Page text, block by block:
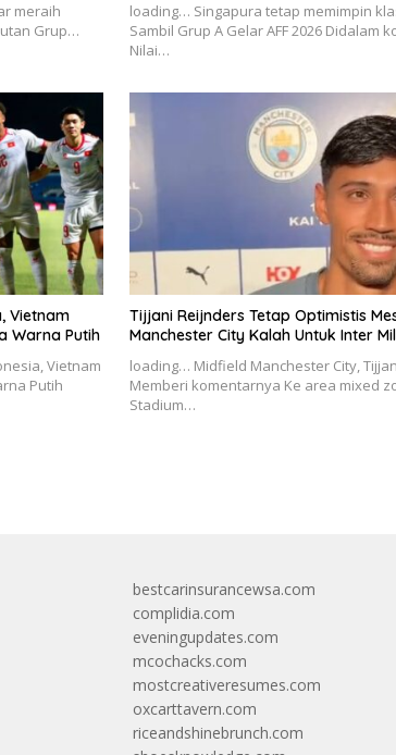
meraih
Grup…
loading… Singapura tetap memimpin
Sambil Grup A Gelar AFF 2026 Didalam
Nilai…
Vietnam
Warna Putih
Vietnam
Putih
Tijjani Reijnders Tetap Optimistis
Manchester City Kalah Untuk Inter
loading… Midfield Manchester City,
Memberi komentarnya Ke area mixed
Stadium…
bestcarinsurancewsa.com
complidia.com
eveningupdates.com
mcochacks.com
mostcreativeresumes.com
oxcarttavern.com
riceandshinebrunch.com